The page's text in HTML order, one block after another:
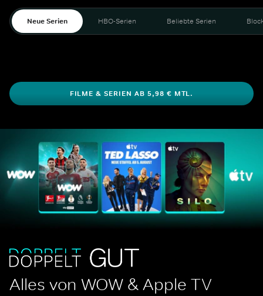
Neue Serien HBO-Serien Beliebte Serien
FILME & SERIEN AB 5,98 € MTL.
Alles von WOW & Apple TV